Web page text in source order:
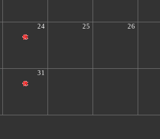
24 25 26
31